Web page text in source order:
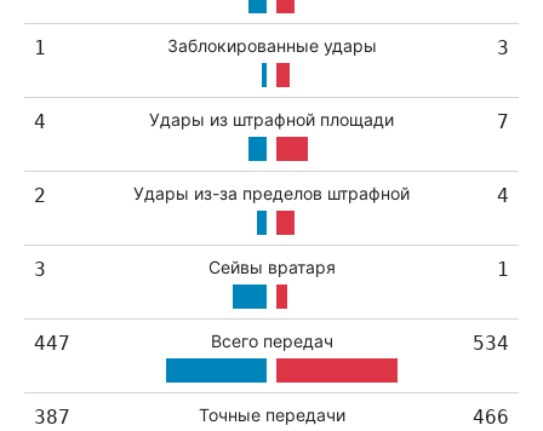
1 Заблокированные удары 3
4 Удары из штрафной площади 7
2 Удары из-за пределов штрафной 4
3 Сейвы вратаря 1
447 Всего передач 534
387 Точные передачи 466